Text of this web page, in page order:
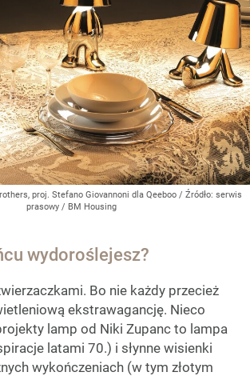
proj. Stefano Giovannoni dla Qeeboo / Źródło: serwis
prasowy / BM Housing
wydoroślejesz?
Bo nie każdy przecież
ekstrawagancję. Nieco
lamp od Niki Zupanc to lampa
latami 70.) i słynne wisienki
wykończeniach (w tym złotym